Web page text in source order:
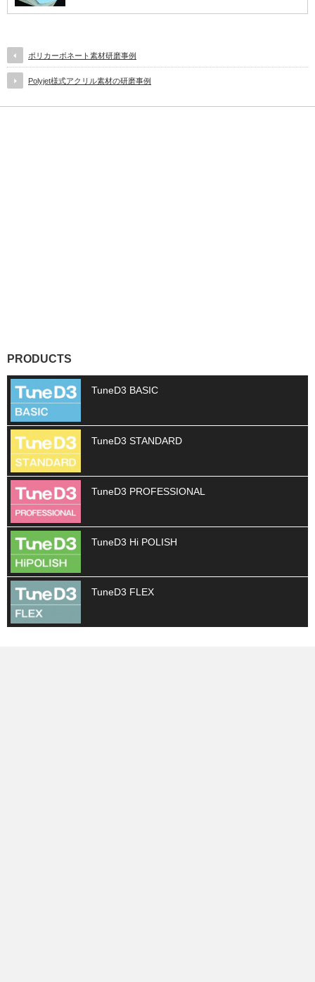
ポリカーボネート素材研磨事例
Polyjet様式アクリル素材の研磨事例
PRODUCTS
TuneD3 BASIC
TuneD3 STANDARD
TuneD3 PROFESSIONAL
TuneD3 Hi POLISH
TuneD3 FLEX